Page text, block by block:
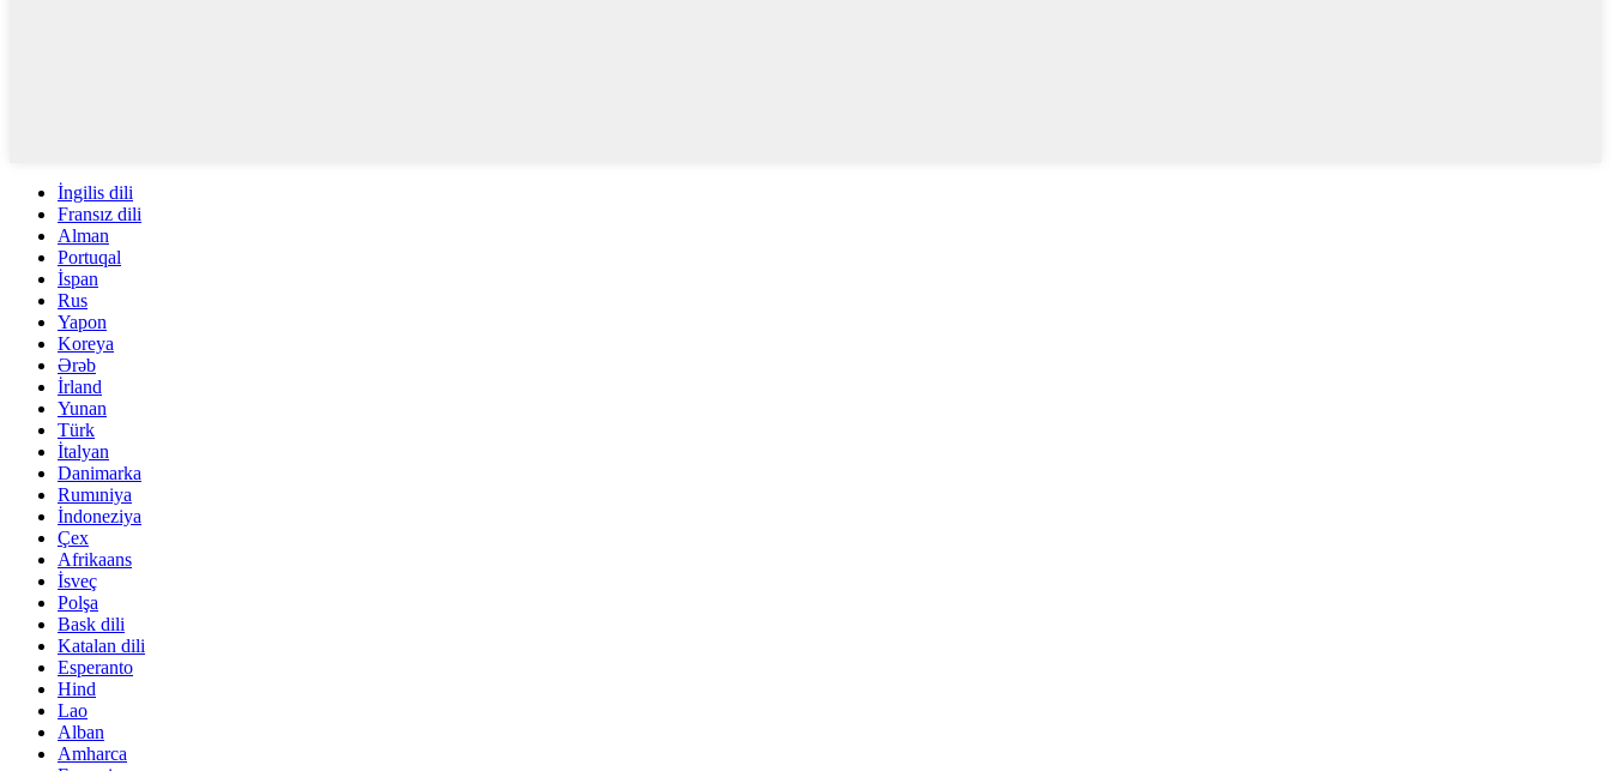
İngilis dili
Fransız dili
Alman
Portuqal
İspan
Rus
Yapon
Koreya
Ərəb
İrland
Yunan
Türk
İtalyan
Danimarka
Rumıniya
İndoneziya
Çex
Afrikaans
İsveç
Polşa
Bask dili
Katalan dili
Esperanto
Hind
Lao
Alban
Amharca